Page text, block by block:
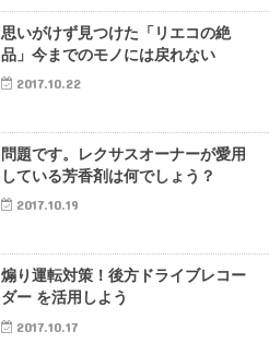
思いがけず見つけた「リエコの絶
品」今までのモノには戻れない
2017.10.22
問題です。レクサスオーナーが愛用
している芳香剤は何でしょう？
2017.10.19
煽り運転対策！後方ドライブレコー
ダー を活用しよう
2017.10.17